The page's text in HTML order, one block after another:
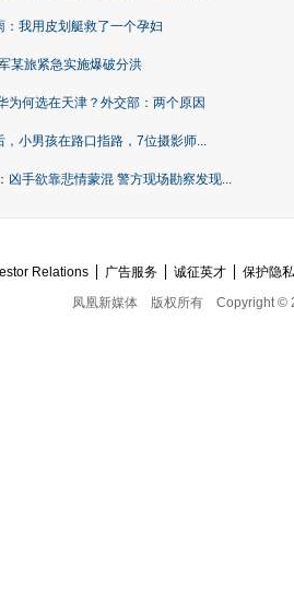
：我用皮划艇救了一个孕妇
某旅紧急实施爆破分洪
为何选在天津？外交部：两个原因
，小男孩在路口指路，7位摄影师...
凶手欲靠悲情蒙混 警方现场勘察发现...
Relations 广告服务 诚征英才
保护隐
凤凰新媒体
版权所有 Copyright ©